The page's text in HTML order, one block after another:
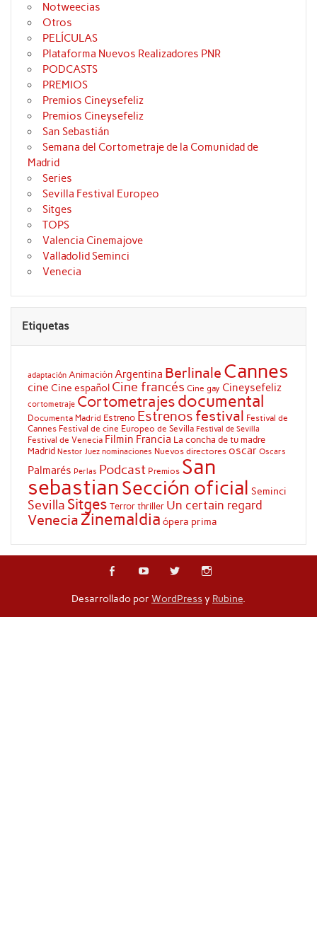
Notweecias
Otros
PELÍCULAS
Plataforma Nuevos Realizadores PNR
PODCASTS
PREMIOS
Premios Cineysefeliz
Premios Cineysefeliz
San Sebastián
Semana del Cortometraje de la Comunidad de
Madrid
Series
Sevilla Festival Europeo
Sitges
TOPS
Valencia Cinemajove
Valladolid Seminci
Venecia
Etiquetas
adaptación AnimaciónArgentina Berlinale Cannes
cine Cine español Cine francés Cine gay Cineysefeliz
cortometraje Cortometrajes documental
Documenta Madrid Estreno Estrenos festival
Festival de
Cannes Festival de cine Europeo de Sevilla Festival de Sevilla
Festival de Venecia Filmin Francia La concha de tu madre
Madrid Nestor Juez nominaciones Nuevos directores oscar Oscars
Palmarés Perlas Podcast Premios San
sebastianSección oficial Seminci
Sevilla Sitges Terrorthriller Un certain regard
Venecia Zinemaldia ópera prima
Desarrollado por WordPressy Rubine.